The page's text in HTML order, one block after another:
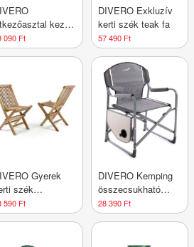
kezelt
teakfa 120 x
cm
090 Ft
DIVERO Exkluzív
kerti szék teak fa
57 490 Ft
Gyerek
szék
2 db
590 Ft
DIVERO Kemping
összecsukható
szék asztallal és
italtartóval
28 390 Ft